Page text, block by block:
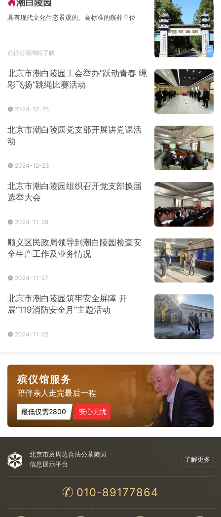
具有现代文化生态景观的、高标准的殡葬单位
前往公墓网站了解
北京市潮白陵园工会举办“跃动青春 绳
彩飞扬”跳绳比赛活动
2024-12-25
北京市潮白陵园党支部开展讲党课活
动
2024-12-23
北京市潮白陵园组织召开党支部换届
选举大会
2024-11-29
顺义区民政局领导到潮白陵园检查安
全生产工作及业务情况
2024-11-27
北京市潮白陵园筑牢安全屏障 开
展“119消防安全月”主题活动
2024-11-22
殡仪馆服务
陪伴亲人走完最后一程
最低仅需2800 安心无忧
北京市及周边合法公墓陵园
信息展示平台
了解更多
010-89177864